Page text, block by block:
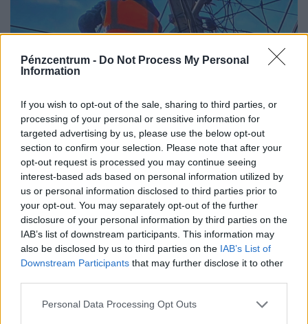
Pénzcentrum - Do Not Process My Personal
Information
If you wish to opt-out of the sale, sharing to third parties, or
processing of your personal or sensitive information for
targeted advertising by us, please use the below opt-out
section to confirm your selection. Please note that after your
opt-out request is processed you may continue seeing
interest-based ads based on personal information utilized by
us or personal information disclosed to third parties prior to
your opt-out. You may separately opt-out of the further
disclosure of your personal information by third parties on the
IAB’s list of downstream participants. This information may
also be disclosed by us to third parties on the IAB’s List of
Downstream Participants that may further disclose it to other
Personal Data Processing Opt Outs
Asztalra vágnak a dolgozók védelmében:
azonnali cselekvésre hívnak, nem tűrik
tovább, ami a hőségben megy
A szakszervezet szerint a jelenlegi előírások nem
nyújtanak megfelelő védelmet a nyári hőséggel szemben,
ezért aláírásgyűjtést indítottak a dolgozók egészségének
védelmében.